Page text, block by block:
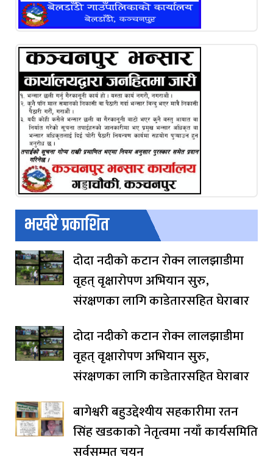
भर्खरै प्रकाशित
दोदा नदीको कटान रोक्न लालझाडीमा
वृहत् वृक्षारोपण अभियान सुरु,
संरक्षणका लागि काडेतारसहित घेराबार
दोदा नदीको कटान रोक्न लालझाडीमा
वृहत् वृक्षारोपण अभियान सुरु,
संरक्षणका लागि काडेतारसहित घेराबार
बागेश्वरी बहुउद्देश्यीय सहकारीमा रतन
सिंह खडकाको नेतृत्वमा नयाँ कार्यसमिति
सर्वसम्मत चयन